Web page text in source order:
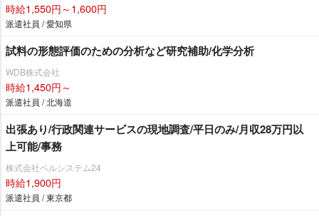
時給1,550円～1,600円
派遣社員 / 愛知県
試料の形態評価のための分析など研究補助/化学分析
WDB株式会社
時給1,450円～
派遣社員 / 北海道
出張あり/行政関連サービスの現地調査/平日のみ/月収28万円以
上可能/事務
株式会社ベルシステム24
時給1,900円
派遣社員 / 東京都